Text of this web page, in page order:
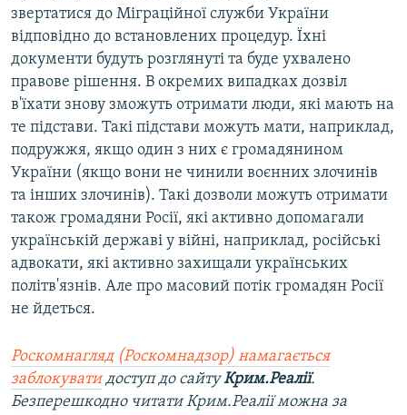
звертатися до Міграційної служби України
відповідно до встановлених процедур. Їхні
документи будуть розглянуті та буде ухвалено
правове рішення. В окремих випадках дозвіл
в'їхати знову зможуть отримати люди, які мають на
те підстави. Такі підстави можуть мати, наприклад,
подружжя, якщо один з них є громадянином
України (якщо вони не чинили воєнних злочинів
та інших злочинів). Такі дозволи можуть отримати
також громадяни Росії, які активно допомагали
українській державі у війні, наприклад, російські
адвокати, які активно захищали українських
політв'язнів. Але про масовий потік громадян Росії
не йдеться.
Роскомнагляд (Роскомнадзор) намагається
заблокуватидоступ до сайтуКрим.Реалії.
Безперешкодно читати Крим.Реалії можна за